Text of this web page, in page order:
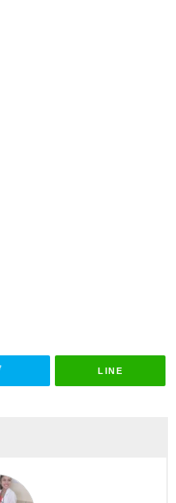
LINE